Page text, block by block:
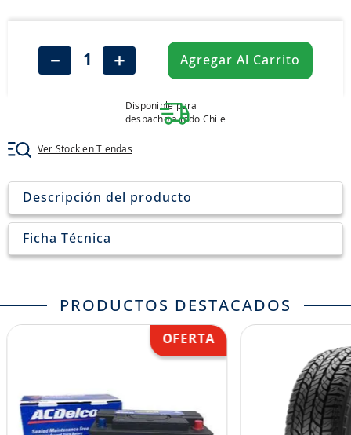
＋
－ Agregar Al Carrito
Disponible para
despacho a todo Chile
Ver Stock en Tiendas
Descripción del producto
Ficha Técnica
PRODUCTOS DESTACADOS
john deere